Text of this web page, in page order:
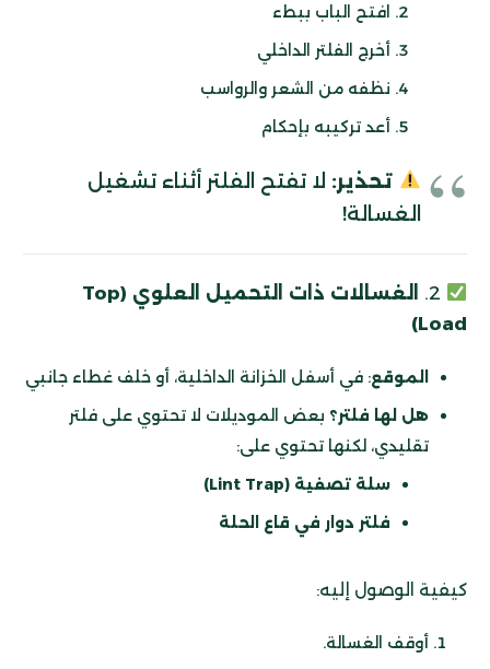
افتح الباب ببطء
أخرج الفلتر الداخلي
نظفه من الشعر والرواسب
أعد تركيبه بإحكام
تحذير: لا تفتح الفلتر أثناء تشغيل
الغسالة!
الغسالات ذات التحميل العلوي (Top
Load)
الموقع: في أسفل الخزانة الداخلية، أو خلف غطاء جانبي
هل لها فلتر؟ بعض الموديلات لا تحتوي على فلتر
تقليدي، لكنها تحتوي على:
سلة تصفية (Lint Trap)
فلتر دوار في قاع الحلة
كيفية الوصول إليه:
أوقف الغسالة.